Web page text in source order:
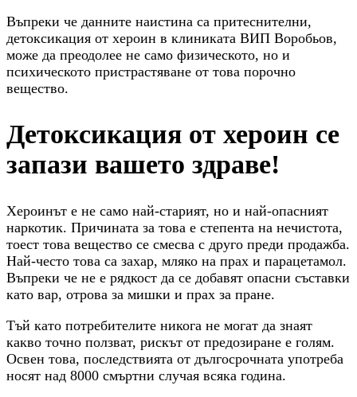
Въпреки че данните наистина са притеснителни,
детоксикация от хероин в клиниката ВИП Воробьов,
може да преодолее не само физическото, но и
психическото пристрастяване от това порочно
вещество.
Детоксикация от хероин се
запази вашето здраве!
Хероинът е не само най-старият, но и най-опасният
наркотик. Причината за това е степента на нечистота,
тоест това вещество се смесва с друго преди продажба.
Най-често това са захар, мляко на прах и парацетамол.
Въпреки че не е рядкост да се добавят опасни съставки
като вар, отрова за мишки и прах за пране.
Тъй като потребителите никога не могат да знаят
какво точно ползват, рискът от предозиране е голям.
Освен това, последствията от дългосрочната употреба
носят над 8000 смъртни случая всяка година.